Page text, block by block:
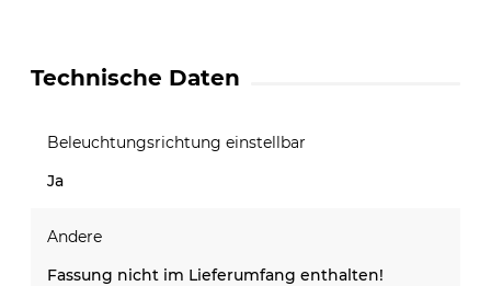
Technische Daten
Beleuchtungsrichtung einstellbar
Ja
Andere
Fassung nicht im Lieferumfang enthalten!